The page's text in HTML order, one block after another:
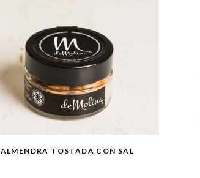
ALMENDRA TOSTADA CON SAL